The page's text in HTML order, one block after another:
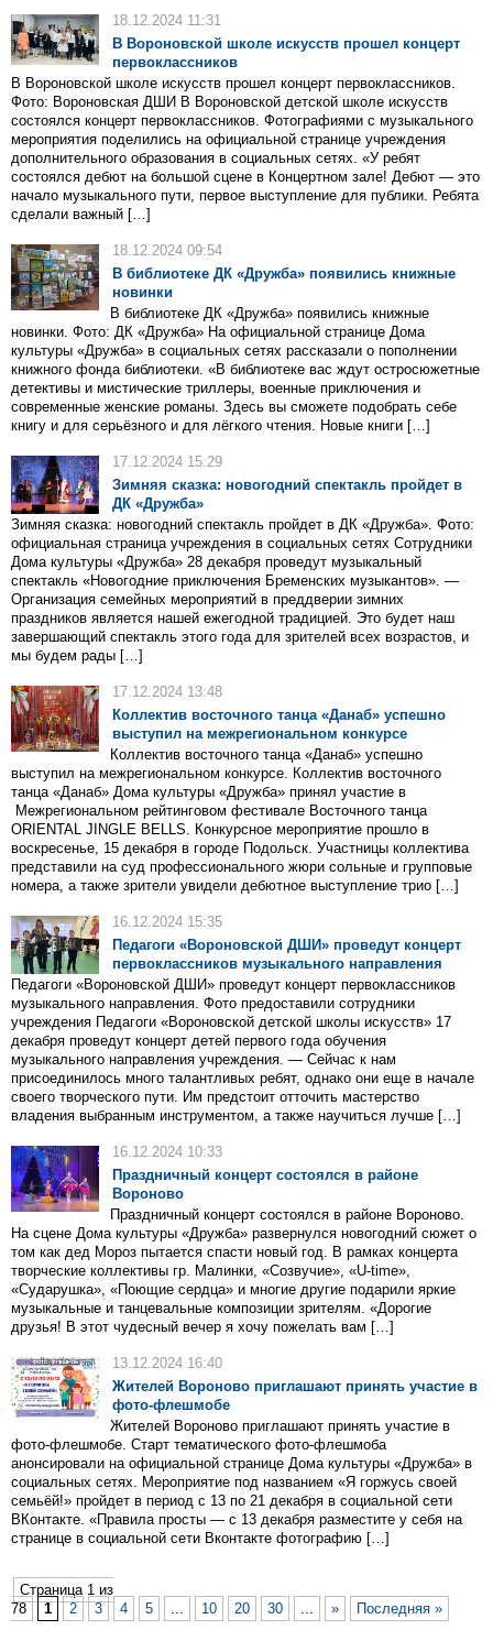
18.12.2024 11:31
В Вороновской школе искусств прошел концерт
первоклассников
В Вороновской школе искусств прошел концерт первоклассников.
Фото: Вороновская ДШИ В Вороновской детской школе искусств
состоялся концерт первоклассников. Фотографиями с музыкального
мероприятия поделились на официальной странице учреждения
дополнительного образования в социальных сетях. «У ребят
состоялся дебют на большой сцене в Концертном зале! Дебют — это
начало музыкального пути, первое выступление для публики. Ребята
сделали важный […]
18.12.2024 09:54
В библиотеке ДК «Дружба» появились книжные
новинки
В библиотеке ДК «Дружба» появились книжные
новинки. Фото: ДК «Дружба» На официальной странице Дома
культуры «Дружба» в социальных сетях рассказали о пополнении
книжного фонда библиотеки. «В библиотеке вас ждут остросюжетные
детективы и мистические триллеры, военные приключения и
современные женские романы. Здесь вы сможете подобрать себе
книгу и для серьёзного и для лёгкого чтения. Новые книги […]
17.12.2024 15:29
Зимняя сказка: новогодний спектакль пройдет в
ДК «Дружба»
Зимняя сказка: новогодний спектакль пройдет в ДК «Дружба». Фото:
официальная страница учреждения в социальных сетях Сотрудники
Дома культуры «Дружба» 28 декабря проведут музыкальный
спектакль «Новогодние приключения Бременских музыкантов». —
Организация семейных мероприятий в преддверии зимних
праздников является нашей ежегодной традицией. Это будет наш
завершающий спектакль этого года для зрителей всех возрастов, и
мы будем рады […]
17.12.2024 13:48
Коллектив восточного танца «Данаб» успешно
выступил на межрегиональном конкурсе
Коллектив восточного танца «Данаб» успешно
выступил на межрегиональном конкурсе. Коллектив восточного
танца «Данаб» Дома культуры «Дружба» принял участие в
Межрегиональном рейтинговом фестивале Восточного танца
ORIENTAL JINGLE BELLS. Конкурсное мероприятие прошло в
воскресенье, 15 декабря в городе Подольск. Участницы коллектива
представили на суд профессионального жюри сольные и групповые
номера, а также зрители увидели дебютное выступление трио […]
16.12.2024 15:35
Педагоги «Вороновской ДШИ» проведут концерт
первоклассников музыкального направления
Педагоги «Вороновской ДШИ» проведут концерт первоклассников
музыкального направления. Фото предоставили сотрудники
учреждения Педагоги «Вороновской детской школы искусств» 17
декабря проведут концерт детей первого года обучения
музыкального направления учреждения. — Сейчас к нам
присоединилось много талантливых ребят, однако они еще в начале
своего творческого пути. Им предстоит отточить мастерство
владения выбранным инструментом, а также научиться лучше […]
16.12.2024 10:33
Праздничный концерт состоялся в районе
Вороново
Праздничный концерт состоялся в районе Вороново.
На сцене Дома культуры «Дружба» развернулся новогодний сюжет о
том как дед Мороз пытается спасти новый год. В рамках концерта
творческие коллективы гр. Малинки, «Созвучие», «U-time»,
«Сударушка», «Поющие сердца» и многие другие подарили яркие
музыкальные и танцевальные композиции зрителям. «Дорогие
друзья! В этот чудесный вечер я хочу пожелать вам […]
13.12.2024 16:40
Жителей Вороново приглашают принять участие в
фото-флешмобе
Жителей Вороново приглашают принять участие в
фото-флешмобе. Старт тематического фото-флешмоба
анонсировали на официальной странице Дома культуры «Дружба» в
социальных сетях. Мероприятие под названием «Я горжусь своей
семьёй!» пройдет в период с 13 по 21 декабря в социальной сети
ВКонтакте. «Правила просты — с 13 декабря разместите у себя на
странице в социальной сети Вконтакте фотографию […]
Страница 1 из
78
1 2 3 4 5 10 20 30 » Последняя »